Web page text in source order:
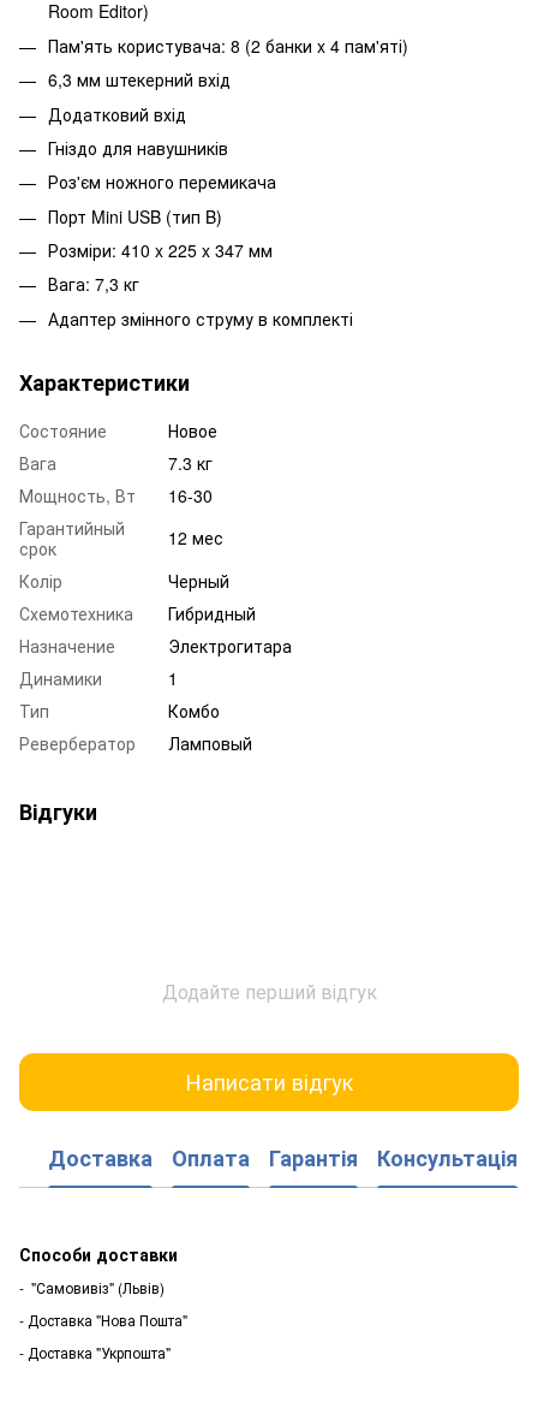
Room Editor)
Пам'ять користувача: 8 (2 банки x 4 пам'яті)
6,3 мм штекерний вхід
Додатковий вхід
Гніздо для навушників
Роз'єм ножного перемикача
Порт Mini USB (тип B)
Розміри: 410 x 225 x 347 мм
Вага: 7,3 кг
Адаптер змінного струму в комплекті
Характеристики
Состояние
Новое
Вага
7.3 кг
Мощность, Вт
16-30
Гарантийный
срок
12 мес
Колір
Черный
Схемотехника
Гибридный
Назначение
Электрогитара
Динамики
1
Тип
Комбо
Ревербератор
Ламповый
Відгуки
Додайте перший відгук
Написати відгук
Доставка Оплата Гарантія Консультація
Способи доставки
- "Самовивіз" (Львів)
- Доставка "Нова Пошта"
- Доставка "Укрпошта"